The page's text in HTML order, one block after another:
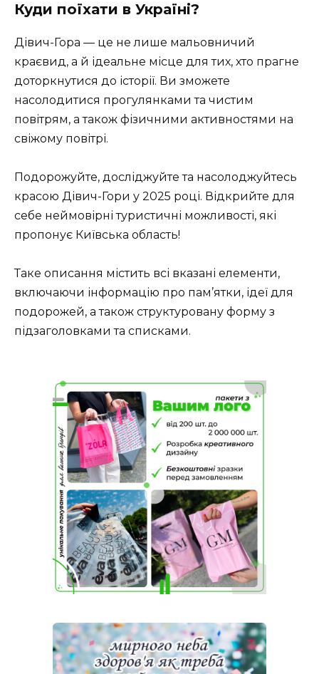
Куди поїхати в Україні?
Дівич-Гора — це не лише мальовничий
краєвид, а й ідеальне місце для тих, хто прагне
доторкнутися до історії. Ви зможете
насолодитися прогулянками та чистим
повітрям, а також фізичними активностями на
свіжому повітрі.
Подорожуйте, досліджуйте та насолоджуйтесь
красою Дівич-Гори у 2025 році. Відкрийте для
себе неймовірні туристичні можливості, які
пропонує Київська область!
Таке описання містить всі вказані елементи,
включаючи інформацію про пам’ятки, ідеї для
подорожей, а також структуровану форму з
підзаголовками та списками.